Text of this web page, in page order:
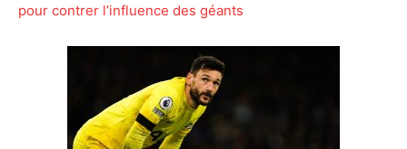
pour contrer l’influence des géants